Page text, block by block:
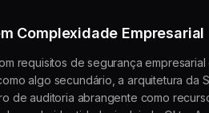
Complexidade Empresarial
requisitos de segurança
algo secundário, a arquitetura da
de auditoria abrangente como